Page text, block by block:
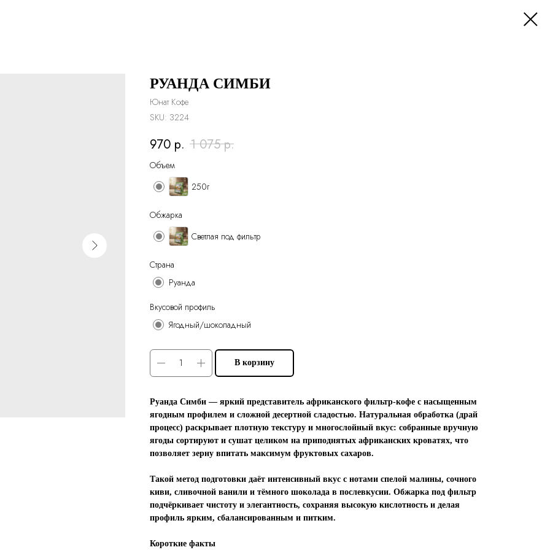
РУАНДА СИМБИ
Юнат Кофе
SKU: 3224
970 р. 1 075 р.
Объем
250г
Обжарка
Светлая под фильтр
Страна
Руанда
Вкусовой профиль
Ягодный/шоколадный
В корзину
Руанда Симби — яркий представитель африканского фильтр-кофе с насыщенным
ягодным профилем и сложной десертной сладостью. Натуральная обработка (драй
процесс) раскрывает плотную текстуру и многослойный вкус: собранные вручную
ягоды сортируют и сушат целиком на приподнятых африканских кроватях, что
позволяет зерну впитать максимум фруктовых сахаров.
Такой метод подготовки даёт интенсивный вкус с нотами спелой малины, сочного
киви, сливочной ванили и тёмного шоколада в послевкусии. Обжарка под фильтр
подчёркивает чистоту и элегантность, сохраняя высокую кислотность и делая
профиль ярким, сбалансированным и питким.
Короткие факты